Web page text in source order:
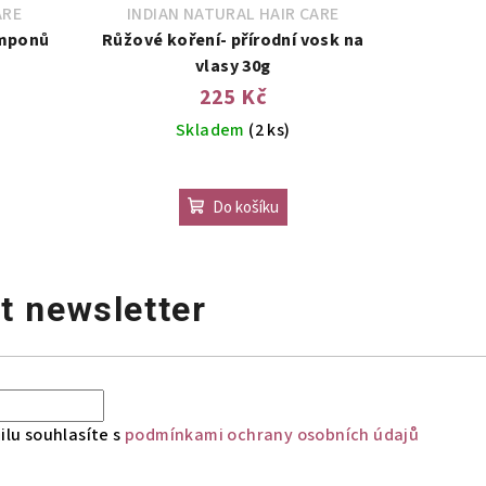
INDIAN NATURAL HAIR CARE
Růžové koření- přírodní vosk na
vlasy 30g
225 Kč
Skladem (2 ks)
Do košíku
newsletter
souhlasíte s podmínkami ochrany osobních údajů